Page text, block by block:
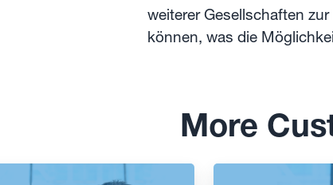
weiterer Gesellschaften
können, was die
More